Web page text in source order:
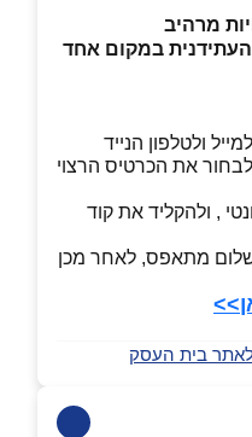
מרהיב
העתידנית במקום אחד
את הכרטיס הרצוי
, ולהקליד את קוד
מתאפס, לאחר מכן
בית העסק